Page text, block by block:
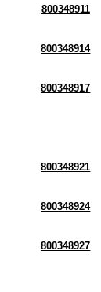
800348911
800348914
800348917
800348921
800348924
800348927